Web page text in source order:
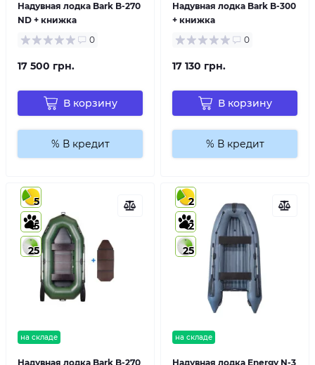
Надувная лодка Bark B-270
ND + книжка
0
17 500 грн.
В корзину
% В кредит
Надувная лодка Bark B-300
+ книжка
0
17 130 грн.
В корзину
% В кредит
на складе
Надувная лодка Bark B-270
5
5
25
на складе
Надувная лодка Energy N-3
2
2
25